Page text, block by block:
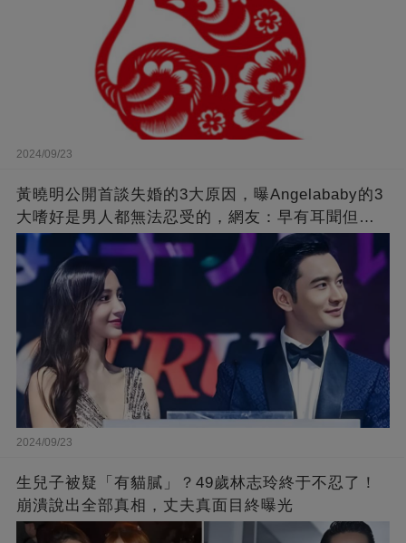
2024/09/23
黃曉明公開首談失婚的3大原因，曝Angelababy的3
大嗜好是男人都無法忍受的，網友：早有耳聞但想
不到那麼嚴重！
2024/09/23
生兒子被疑「有貓膩」？49歲林志玲終于不忍了！
崩潰說出全部真相，丈夫真面目終曝光